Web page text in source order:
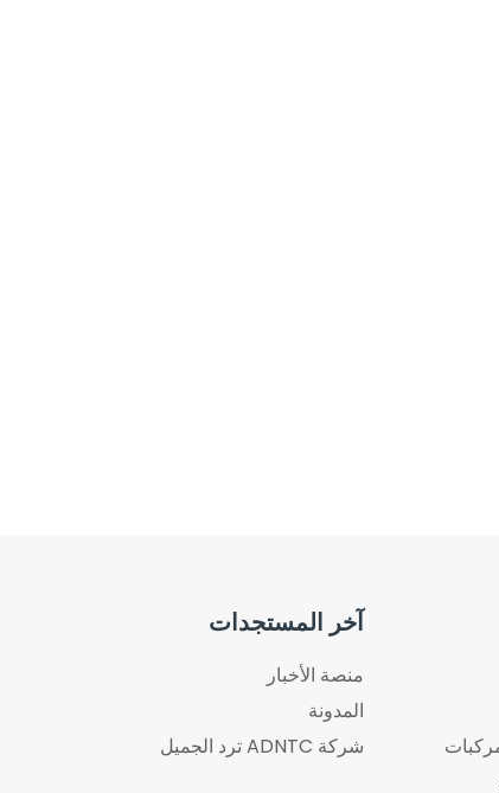
آخر المستجدات
منصة الأخبار
المدونة
شركة ADNTC ترد الجميل